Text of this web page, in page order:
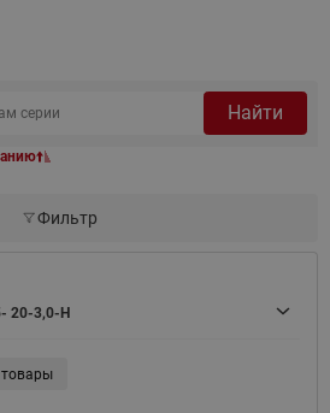
Найти
Фильтр
20-3,0-H